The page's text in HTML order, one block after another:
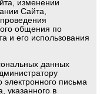
изменении
Сайта,
общения по
и его использования
данных
письма
указанного в